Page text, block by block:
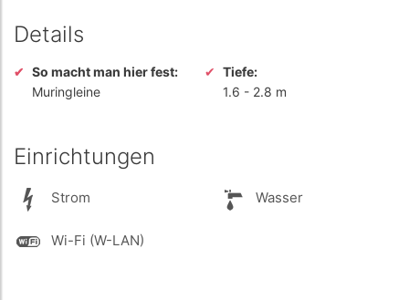
Details
So macht man hier fest:
Muringleine
Tiefe:
1.6 - 2.8 m
Einrichtungen
Strom Wasser
Wi-Fi (W-LAN)